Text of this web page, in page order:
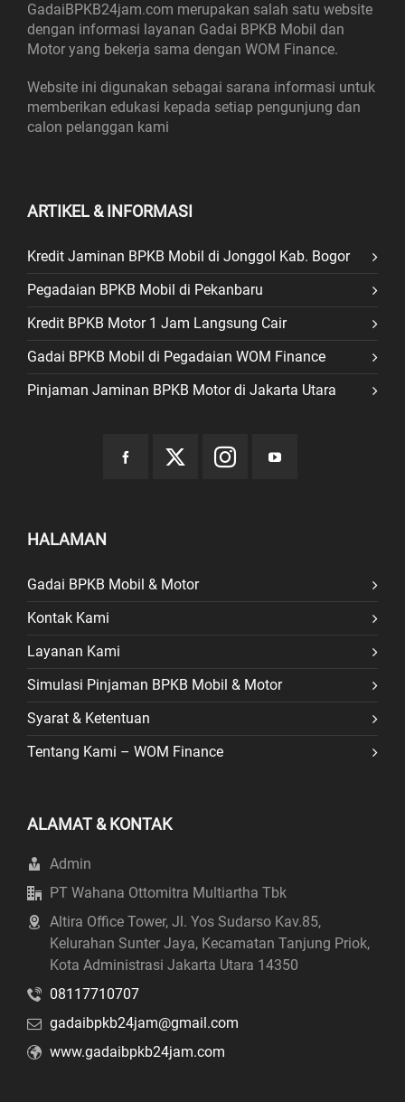
GadaiBPKB24jam.com merupakan salah satu website
dengan informasi layanan Gadai BPKB Mobil dan
Motor yang bekerja sama dengan WOM Finance.
Website ini digunakan sebagai sarana informasi untuk
memberikan edukasi kepada setiap pengunjung dan
calon pelanggan kami
ARTIKEL & INFORMASI
Kredit Jaminan BPKB Mobil di Jonggol Kab. Bogor
Pegadaian BPKB Mobil di Pekanbaru
Kredit BPKB Motor 1 Jam Langsung Cair
Gadai BPKB Mobil di Pegadaian WOM Finance
Pinjaman Jaminan BPKB Motor di Jakarta Utara
HALAMAN
Gadai BPKB Mobil & Motor
Kontak Kami
Layanan Kami
Simulasi Pinjaman BPKB Mobil & Motor
Syarat & Ketentuan
Tentang Kami – WOM Finance
ALAMAT & KONTAK
Admin
PT Wahana Ottomitra Multiartha Tbk
Altira Office Tower, Jl. Yos Sudarso Kav.85,
Kelurahan Sunter Jaya, Kecamatan Tanjung Priok,
Kota Administrasi Jakarta Utara 14350
08117710707
gadaibpkb24jam@gmail.com
www.gadaibpkb24jam.com